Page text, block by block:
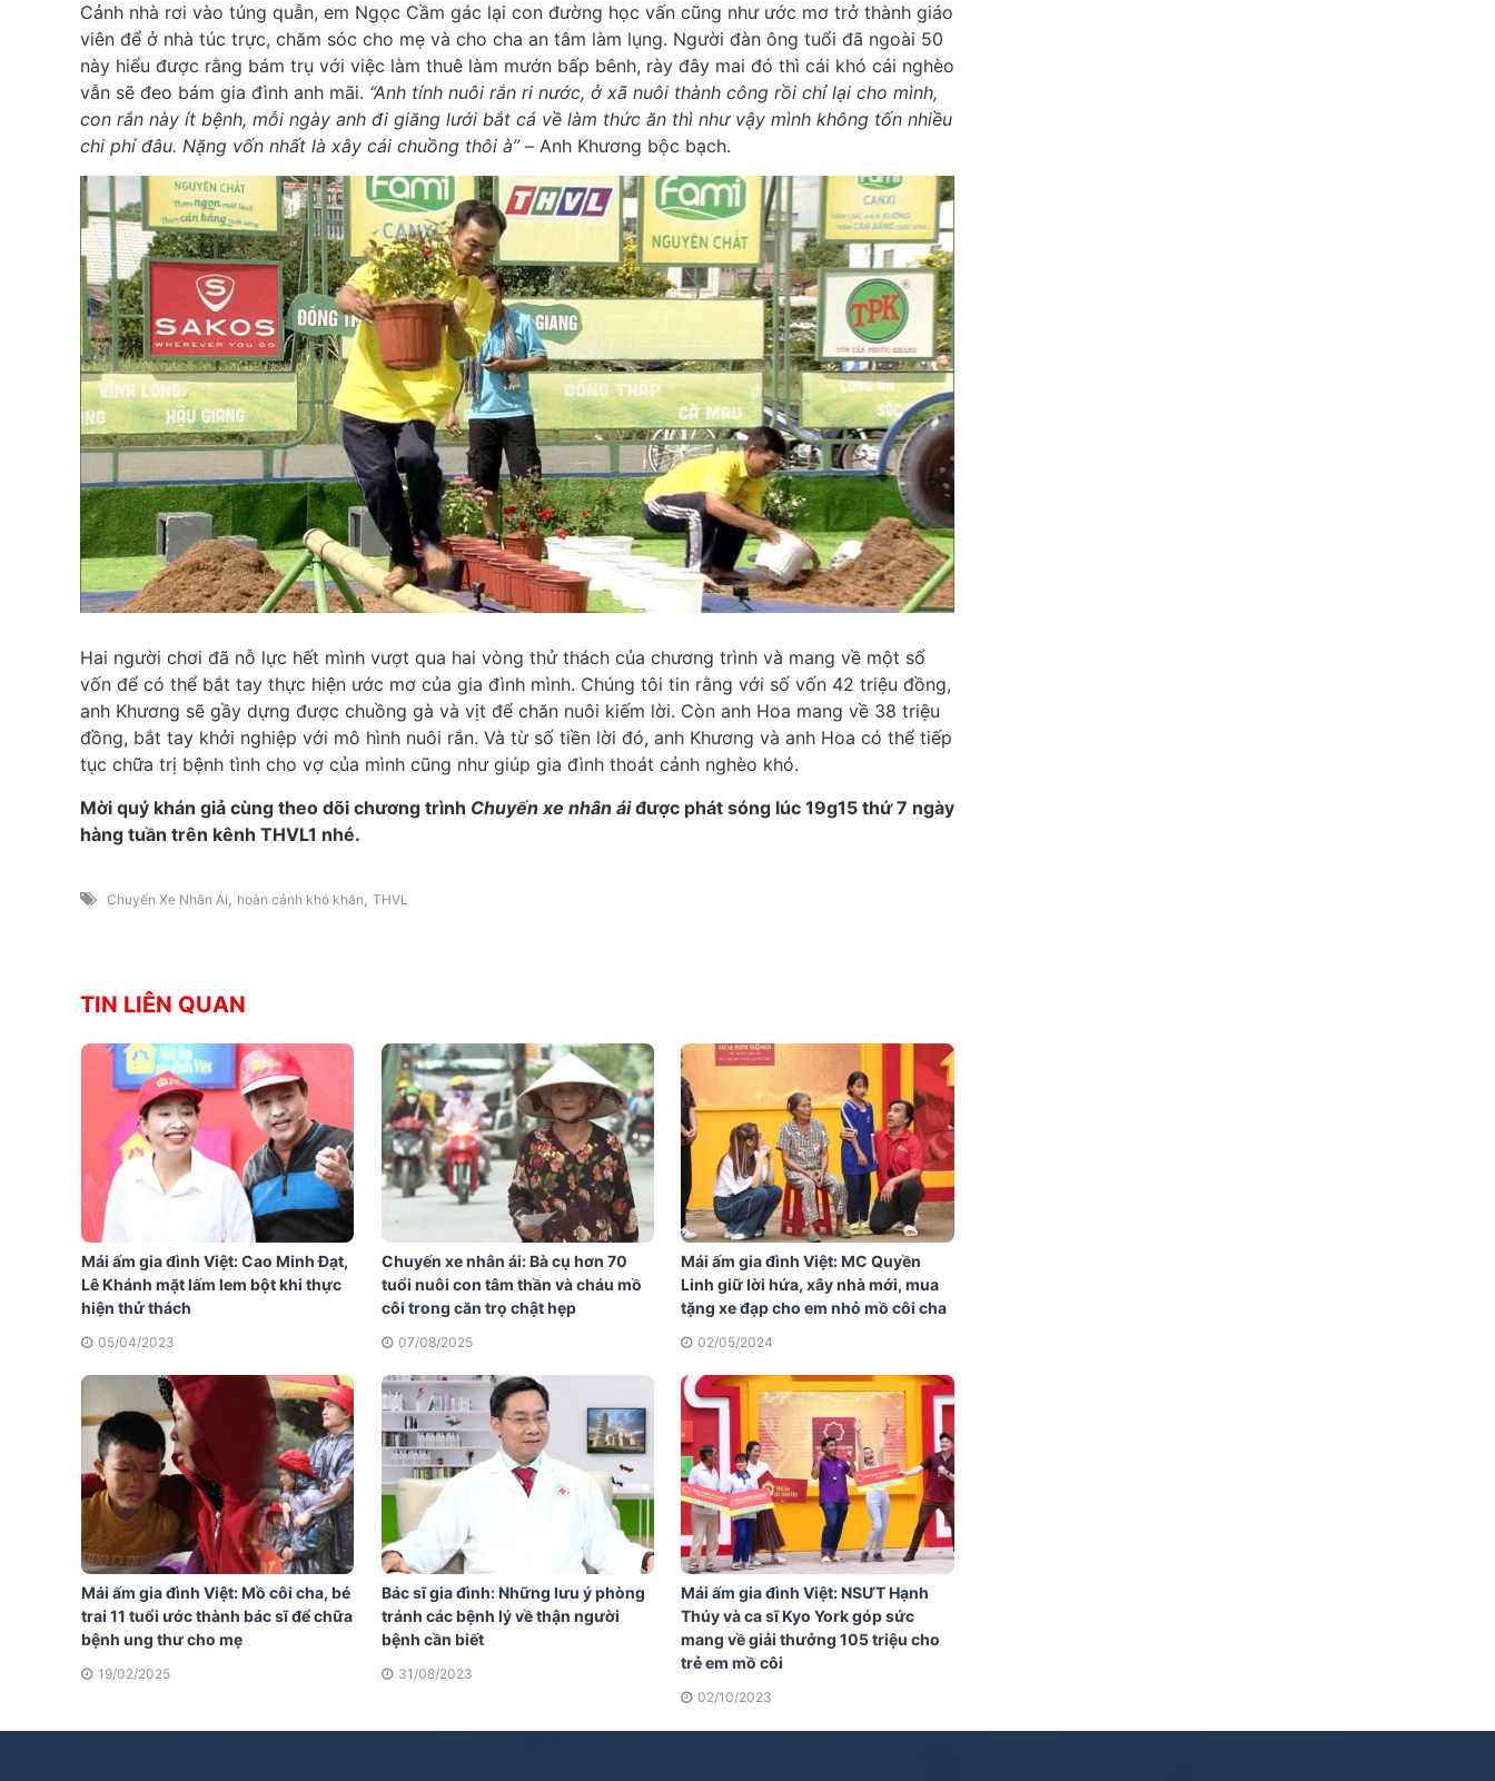
Cảnh nhà rơi vào túng quẫn, em Ngọc Cầm gác lại con đường học vấn cũng như ước mơ trở thành giáo
viên để ở nhà túc trực, chăm sóc cho mẹ và cho cha an tâm làm lụng. Người đàn ông tuổi đã ngoài 50
này hiểu được rằng bám trụ với việc làm thuê làm mướn bấp bênh, rày đây mai đó thì cái khó cái nghèo
vẫn sẽ đeo bám gia đình anh mãi. “Anh tính nuôi rắn ri nước, ở xã nuôi thành công rồi chỉ lại cho mình,
con rắn này ít bệnh, mỗi ngày anh đi giăng lưới bắt cá về làm thức ăn thì như vậy mình không tốn nhiều
chi phí đâu. Nặng vốn nhất là xây cái chuồng thôi à” – Anh Khương bộc bạch.
Hai người chơi đã nỗ lực hết mình vượt qua hai vòng thử thách của chương trình và mang về một số
vốn để có thể bắt tay thực hiện ước mơ của gia đình mình. Chúng tôi tin rằng với số vốn 42 triệu đồng,
anh Khương sẽ gầy dựng được chuồng gà và vịt để chăn nuôi kiếm lời. Còn anh Hoa mang về 38 triệu
đồng, bắt tay khởi nghiệp với mô hình nuôi rắn. Và từ số tiền lời đó, anh Khương và anh Hoa có thể tiếp
tục chữa trị bệnh tình cho vợ của mình cũng như giúp gia đình thoát cảnh nghèo khó.
Mời quý khán giả cùng theo dõi chương trình Chuyến xe nhân áiđược phát sóng lúc 19g15 thứ 7 ngày
hàng tuần trên kênh THVL1 nhé.
Chuyến Xe Nhân Ái , hoàn cảnh khó khăn , THVL
TIN LIÊN QUAN
Mái ấm gia đình Việt: Cao Minh Đạt,
Lê Khánh mặt lấm lem bột khi thực
hiện thử thách
05/04/2023
Chuyến xe nhân ái: Bà cụ hơn 70
tuổi nuôi con tâm thần và cháu mồ
côi trong căn trọ chật hẹp
07/08/2025
Mái ấm gia đình Việt: MC Quyền
Linh giữ lời hứa, xây nhà mới, mua
tặng xe đạp cho em nhỏ mồ côi cha
02/05/2024
Mái ấm gia đình Việt: Mồ côi cha, bé
trai 11 tuổi ước thành bác sĩ để chữa
bệnh ung thư cho mẹ
19/02/2025
Bác sĩ gia đình: Những lưu ý phòng
tránh các bệnh lý về thận người
bệnh cần biết
31/08/2023
Mái ấm gia đình Việt: NSƯT Hạnh
Thúy và ca sĩ Kyo York góp sức
mang về giải thưởng 105 triệu cho
trẻ em mồ côi
02/10/2023